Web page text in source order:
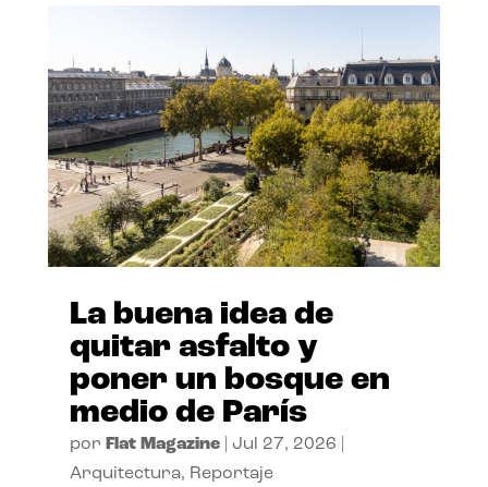
La buena idea de
quitar asfalto y
poner un bosque en
medio de París
por Flat Magazine| Jul 27, 2026
Arquitectura, Reportaje